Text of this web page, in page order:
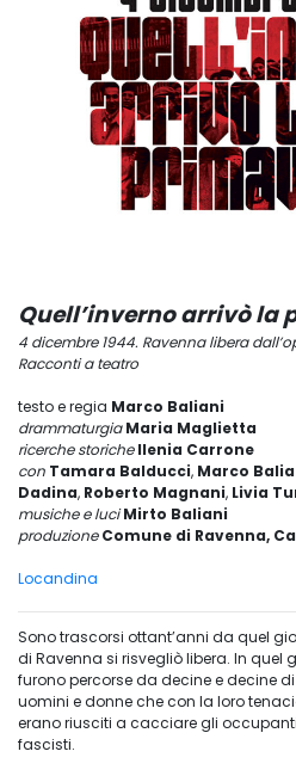
Quell’inverno arrivò la
4 dicembre 1944. Ravenna libera
Racconti a teatro
testo e regia Marco Baliani
drammaturgia Maria Maglietta
ricerche storiche Ilenia Carrone
con Tamara Balducci, Marco
Dadina, Roberto Magnani, Livia
musiche e luci Mirto Baliani
produzione Comune di Ravenna,
Locandina
Sono trascorsi ottant’anni da quel
di Ravenna si risvegliò libera. In quel
furono percorse da decine e decine
uomini e donne che con la loro
erano riusciti a cacciare gli
fascisti.